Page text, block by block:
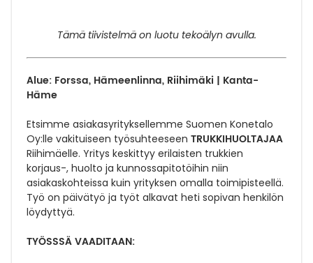
Tämä tiivistelmä on luotu tekoälyn avulla.
Alue: Forssa, Hämeenlinna, Riihimäki | Kanta-
Häme
Etsimme asiakasyrityksellemme Suomen Konetalo
Oy:lle vakituiseen työsuhteeseen TRUKKIHUOLTAJAA
Riihimäelle. Yritys keskittyy erilaisten trukkien
korjaus-, huolto ja kunnossapitotöihin niin
asiakaskohteissa kuin yrityksen omalla toimipisteellä.
Työ on päivätyö ja työt alkavat heti sopivan henkilön
löydyttyä.
TYÖSSSÄ VAADITAAN: